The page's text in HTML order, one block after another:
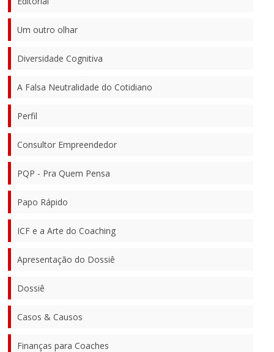
Um outro olhar
Diversidade Cognitiva
A Falsa Neutralidade do Cotidiano
Perfil
Consultor Empreendedor
PQP - Pra Quem Pensa
Papo Rápido
ICF e a Arte do Coaching
Apresentação do Dossiê
Dossiê
Casos & Causos
Finanças para Coaches